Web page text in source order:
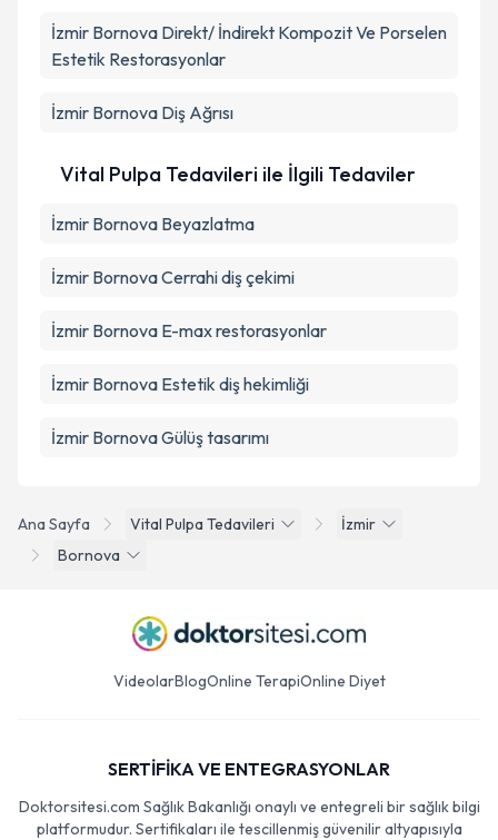
Ana Sayfa Vital Pulpa Tedavileri
İzmir
Bornova
İzmir Bornova Direkt/ İndirekt Kompozit Ve Porselen
Estetik Restorasyonlar
İzmir Bornova Diş Ağrısı
Vital Pulpa Tedavileri ile İlgili Tedaviler
İzmir Bornova Beyazlatma
İzmir Bornova Cerrahi diş çekimi
İzmir Bornova E-max restorasyonlar
İzmir Bornova Estetik diş hekimliği
İzmir Bornova Gülüş tasarımı
VideolarBlogOnline TerapiOnline Diyet
SERTİFİKA VE ENTEGRASYONLAR
Doktorsitesi.com Sağlık Bakanlığı onaylı ve entegreli bir sağlık bilgi
platformudur. Sertifikaları ile tescillenmiş güvenilir altyapısıyla